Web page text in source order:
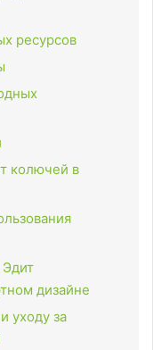
ресурсов
колючей в
дизайне
уходу за